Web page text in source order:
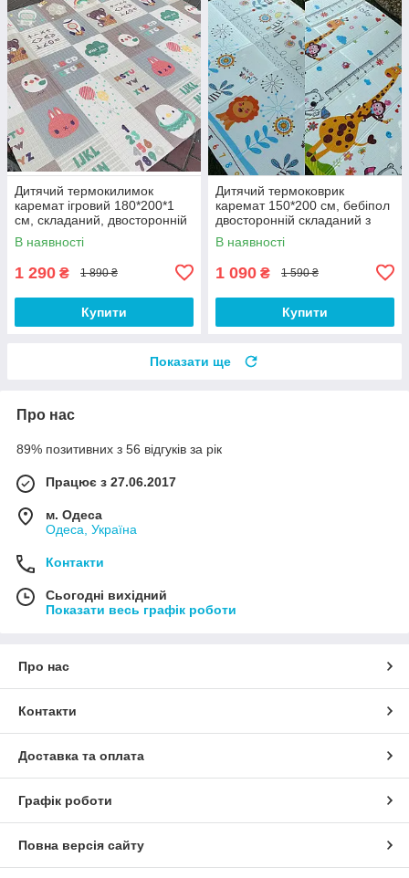
Дитячий термокилимок
каремат ігровий 180*200*1
см, складаний, двосторонній
В наявності
1 290 ₴ 1 890 ₴
Купити
Дитячий термоковрик
каремат 150*200 см, бебіпол
двосторонній складаний з
текстурним покриттям
В наявності
1 090 ₴ 1 590 ₴
Купити
Показати ще
Про нас
89% позитивних з 56 відгуків за рік
Працює з 27.06.2017
м. Одеса
Одеса, Україна
Контакти
Сьогодні вихідний
Показати весь графік роботи
Про нас
Контакти
Доставка та оплата
Графік роботи
Повна версія сайту